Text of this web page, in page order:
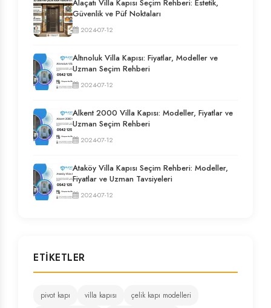
Alaçatı Villa Kapısı Seçim Rehberi: Estetik,
Güvenlik ve Püf Noktaları
2024-07-12
Altınoluk Villa Kapısı: Fiyatlar, Modeller ve
Uzman Seçim Rehberi
2024-07-12
Alkent 2000 Villa Kapısı: Modeller, Fiyatlar ve
Uzman Seçim Rehberi
2024-07-12
Ataköy Villa Kapısı Seçim Rehberi: Modeller,
Fiyatlar ve Uzman Tavsiyeleri
2024-07-12
ETIKETLER
pivot kapı villa kapısı
çelik kapı modelleri